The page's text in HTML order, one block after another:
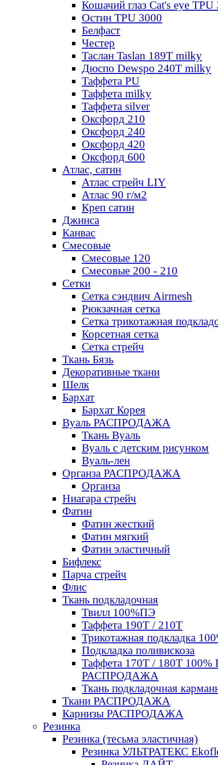
Кошачий глаз Cat's eye TPU
Остин TPU 3000
Белфаст
Честер
Таслан Taslan 189T milky
Дюспо Dewspo 240T milky
Таффета PU
Таффета milky
Таффета silver
Оксфорд 210
Оксфорд 240
Оксфорд 420
Оксфорд 600
Атлас, сатин
Атлас стрейч LIY
Атлас 90 г/м2
Креп сатин
Джинса
Канвас
Смесовые
Смесовые 120
Смесовые 200 - 210
Сетки
Сетка сэндвич Airmesh
Рюкзачная сетка
Сетка трикотажная
Корсетная сетка
Сетка стрейч
Ткань Бязь
Декоративные ткани
Шелк
Бархат
Бархат Корея
Вуаль РАСПРОДАЖА
Ткань Вуаль
Вуаль с детским рисунком
Вуаль-лен
Органза РАСПРОДАЖА
Органза
Ниагара стрейч
Фатин
Фатин жесткий
Фатин мягкий
Фатин элаcтичный
Бифлекс
Парча стрейч
Флис
Ткань подкладочная
Твилл 100%ПЭ
Таффета 190Т / 210Т
Трикотажная подкладка
Подкладка поливискоза
Таффета 170Т / 180Т 100%
РАСПРОДАЖА
Ткань подкладочная
Ткани РАСПРОДАЖА
Карнизы РАСПРОДАЖА
Резинка
Резинка (тесьма эластичная)
Резинка УЛЬТРАТЕКС